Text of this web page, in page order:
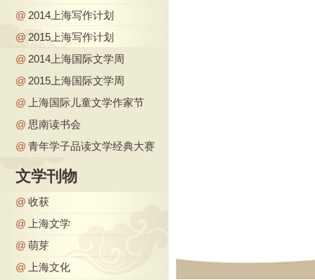
@ 2014上海写作计划
@ 2015上海写作计划
@ 2014上海国际文学周
@ 2015上海国际文学周
@
上海国际儿童文学作家节
@ 思南读书会
@ 青年学子品读文学经典大赛
文学刊物
@ 收获
@
上海文学
@ 萌芽
@
上海文化